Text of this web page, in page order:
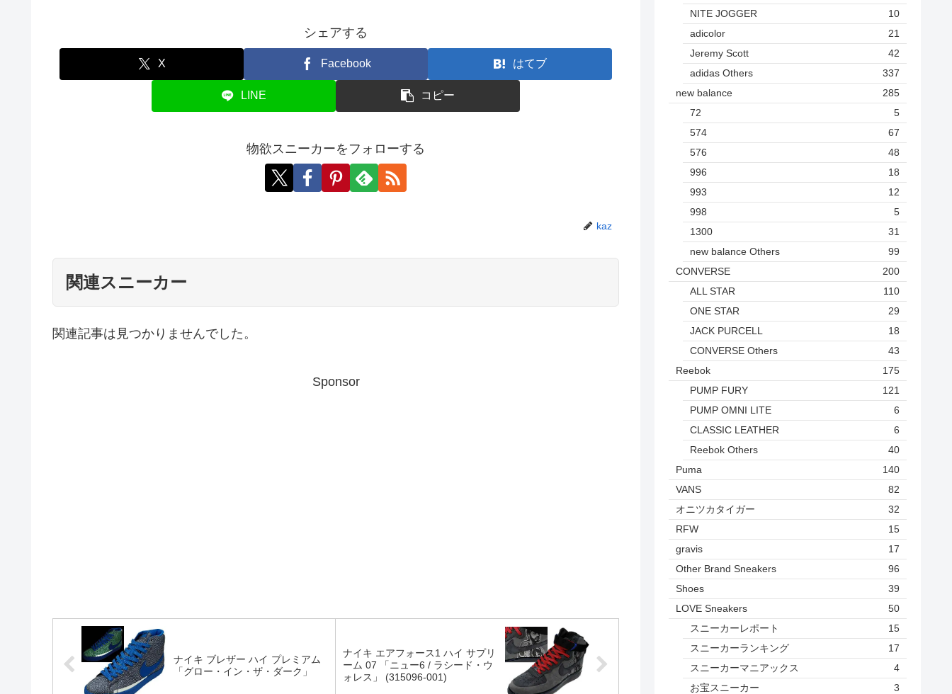
シェアする
X Facebook はてブ
LINE コピー
物欲スニーカーをフォローする
kaz
関連スニーカー
関連記事は見つかりませんでした。
Sponsor
ナイキ ブレザー ハイ プレミアム
「グロー・イン・ザ・ダーク」
ナイキ エアフォース1 ハイ サプリ
ーム 07 「ニュー6 / ラシード・ウ
ォレス」 (315096-001)
NITE JOGGER
10
adicolor
21
Jeremy Scott
42
adidas Others
337
new balance
285
72
5
574
67
576
48
996
18
993
12
998
5
1300
31
new balance Others
99
CONVERSE
200
ALL STAR
110
ONE STAR
29
JACK PURCELL
18
CONVERSE Others
43
Reebok
175
PUMP FURY
121
PUMP OMNI LITE
6
CLASSIC LEATHER
6
Reebok Others
40
Puma
140
VANS
82
オニツカタイガー
32
RFW
15
gravis
17
Other Brand Sneakers
96
Shoes
39
LOVE Sneakers
50
スニーカーレポート
15
スニーカーランキング
17
スニーカーマニアックス
4
お宝スニーカー
3